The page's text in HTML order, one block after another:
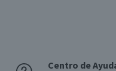
Centro de